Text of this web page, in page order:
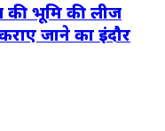
की भूमि की लीज
जाने का इंदौर